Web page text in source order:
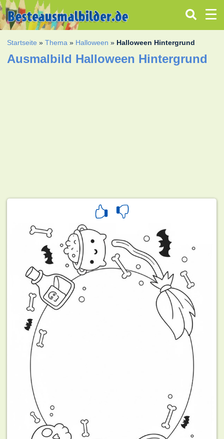
Startseite »Thema » Halloween » Halloween Hintergrund
Ausmalbild Halloween Hintergrund